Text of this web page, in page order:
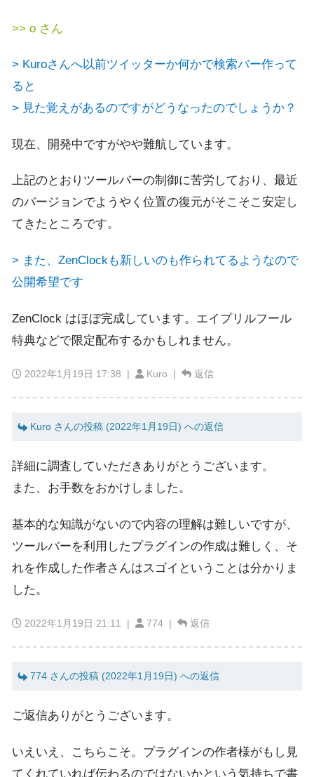
>> o さん
> Kuroさんへ以前ツイッターか何かで検索バー作って
ると
> 見た覚えがあるのですがどうなったのでしょうか？
現在、開発中ですがやや難航しています。
上記のとおりツールバーの制御に苦労しており、最近
のバージョンでようやく位置の復元がそこそこ安定し
てきたところです。
> また、ZenClockも新しいのも作られてるようなので
公開希望です
ZenClock はほぼ完成しています。エイプリルフール
特典などで限定配布するかもしれません。
2022年1月19日 17:38 | Kuro | 返信
Kuro さんの投稿 (2022年1月19日) への返信
詳細に調査していただきありがとうございます。
また、お手数をおかけしました。
基本的な知識がないので内容の理解は難しいですが、
ツールバーを利用したプラグインの作成は難しく、そ
れを作成した作者さんはスゴイということは分かりま
した。
2022年1月19日 21:11 | 774 | 返信
774 さんの投稿 (2022年1月19日) への返信
ご返信ありがとうございます。
いえいえ、こちらこそ。プラグインの作者様がもし見
てくれていれば伝わるのではないかという気持ちで書